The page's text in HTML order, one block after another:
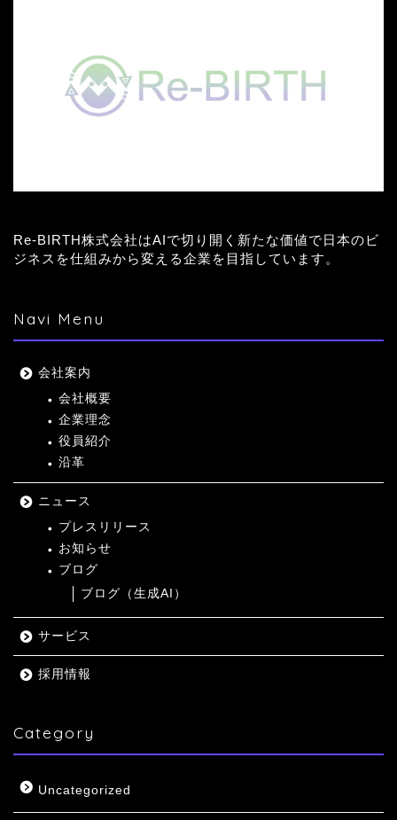
Re-BIRTH株式会社はAIで切り開く新たな価値で日本のビ
ジネスを仕組みから変える企業を目指しています。
Navi Menu
会社案内
会社概要
企業理念
役員紹介
沿革
ニュース
プレスリリース
お知らせ
ブログ
ブログ（生成AI）
サービス
採用情報
Category
Uncategorized